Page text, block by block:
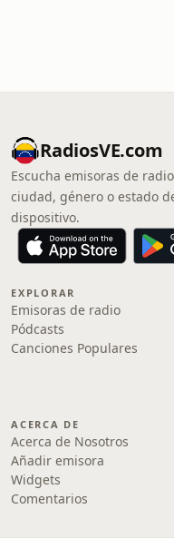
RadiosVE.com
Escucha emisoras de
ciudad, género o estado
dispositivo.
EXPLORAR
Emisoras de radio
Pódcasts
Canciones Populares
ACERCA DE
Acerca de Nosotros
Añadir emisora
Widgets
Comentarios